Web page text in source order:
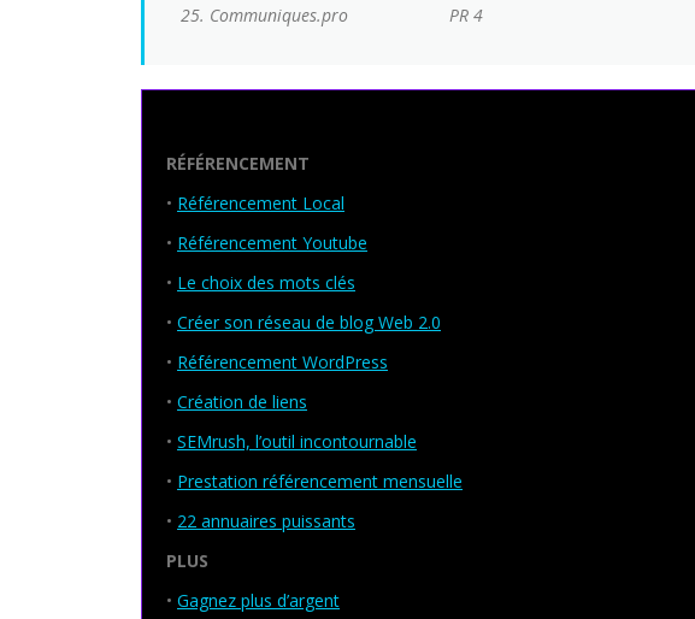
25. Communiques.pro PR 4
RÉFÉRENCEMENT
• Référencement Local
• Référencement Youtube
• Le choix des mots clés
• Créer son réseau de blog Web 2.0
• Référencement WordPress
• Création de liens
• SEMrush, l’outil incontournable
• Prestation référencement mensuelle
• 22 annuaires puissants
PLUS
• Gagnez plus d’argent